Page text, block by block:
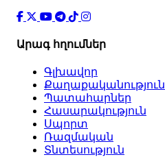
Արագ հղումներ
Գլխավոր
Քաղաքականություն
Պատահարներ
Հասարակություն
Սպորտ
Ռազմական
Տնտեսություն